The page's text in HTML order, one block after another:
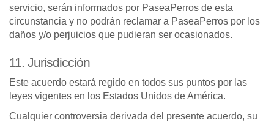
servicio, serán informados por PaseaPerros de esta
circunstancia y no podrán reclamar a PaseaPerros por los
daños y/o perjuicios que pudieran ser ocasionados.
11. Jurisdicción
Este acuerdo estará regido en todos sus puntos por las
leyes vigentes en los Estados Unidos de América.
Cualquier controversia derivada del presente acuerdo, su